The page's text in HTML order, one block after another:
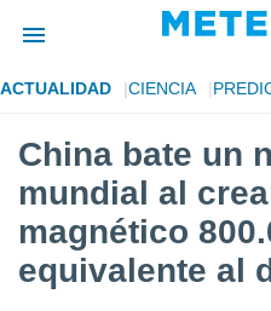
de
por
la
que se
calidad.
ACTUALIDAD CIENCIA
China bate un
mundial al
magnético
equivalente al